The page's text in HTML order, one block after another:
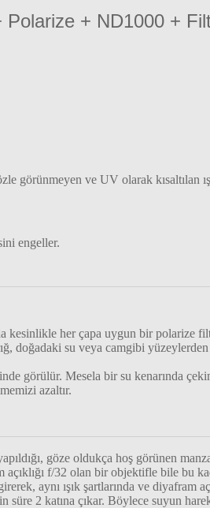
+ ND1000 +
ve UV olarak kısaltılan
engeller.
kesinlikle her çapa uygun bir
su veya camgibi yüzeylerden
görülür. Mesela bir su kenarında
azaltır.
göze oldukça hoş görünen
f/32 olan bir objektifle bile bu
aynı ışık şartlarında ve diyafram
2 katına çıkar. Böylece suyun